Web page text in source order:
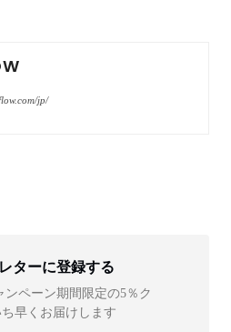
jp/
ターに登録する
ンペーン期間限定の5％ク
早くお届けします